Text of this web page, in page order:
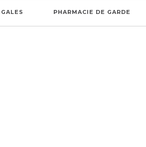
PHARMACIE DE GARDE